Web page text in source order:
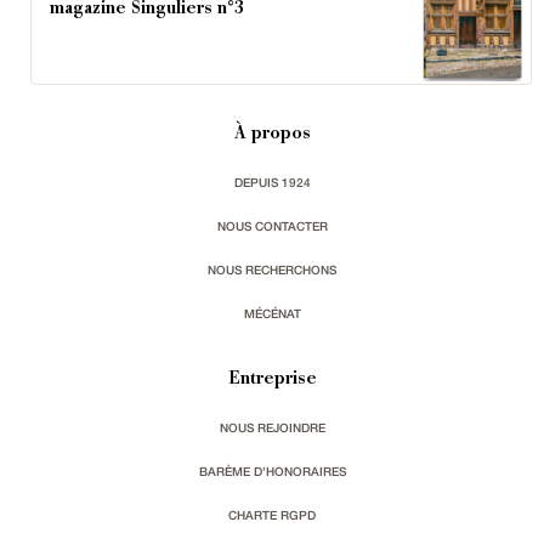
magazine Singuliers n°3
À propos
DEPUIS 1924
NOUS CONTACTER
NOUS RECHERCHONS
MÉCÉNAT
Entreprise
NOUS REJOINDRE
BARÈME D'HONORAIRES
CHARTE RGPD